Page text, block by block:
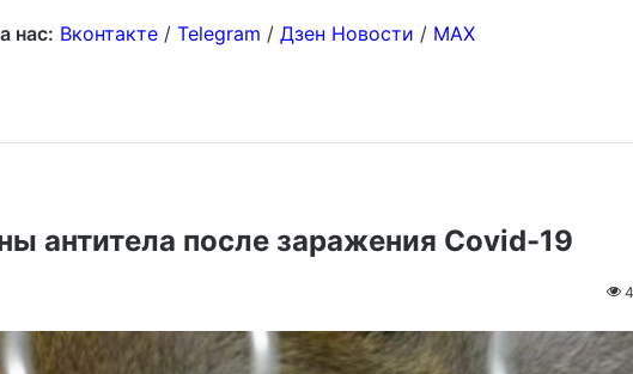
нас: Вконтакте/ Telegram / Дзен Новости / MAX